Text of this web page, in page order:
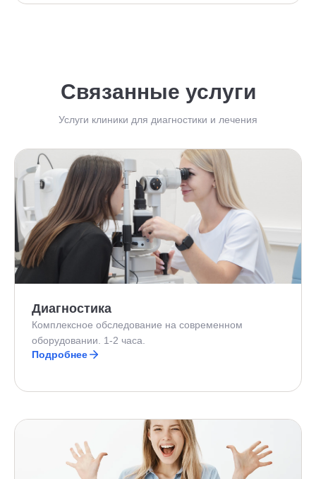
Связанные услуги
Услуги клиники для диагностики и лечения
Диагностика
Комплексное обследование на современном
оборудовании. 1-2 часа.
Подробнее